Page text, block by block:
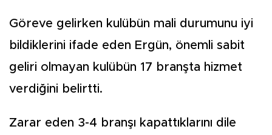
Göreve gelirken kulübün mali durumunu iyi
bildiklerini ifade eden Ergün, önemli sabit
geliri olmayan kulübün 17 branşta hizmet
verdiğini belirtti.
Zarar eden 3-4 branşı kapattıklarını dile